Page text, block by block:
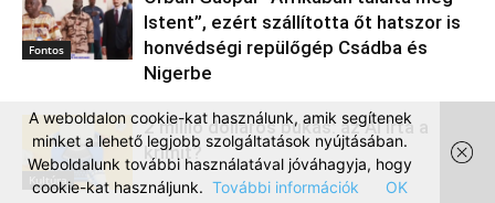
Fontos
Istent”, ezért szállította őt hatszor is
honvédségi repülőgép Csádba és
Nigerbe
Kultúra
2 millió dolláros bukás: az AI írta a
krimit?
A weboldalon cookie-kat használunk, amik segítenek
minket a lehető legjobb szolgáltatások nyújtásában.
Weboldalunk további használatával jóváhagyja, hogy
cookie-kat használjunk. További információk OK